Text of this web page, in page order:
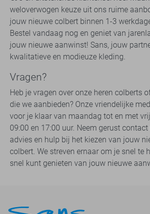
weloverwogen keuze uit ons ruime
jouw nieuwe colbert binnen 1-3
Bestel vandaag nog en geniet van
jouw nieuwe aanwinst! Sans, jouw
kwalitatieve en modieuze kleding.
Vragen?
Heb je vragen over onze heren colberts
die we aanbieden? Onze vriendelijke
voor je klaar van maandag tot en met
09:00 en 17:00 uur. Neem gerust
advies en hulp bij het kiezen van jouw
colbert. We streven ernaar om je snel te
snel kunt genieten van jouw nieuwe